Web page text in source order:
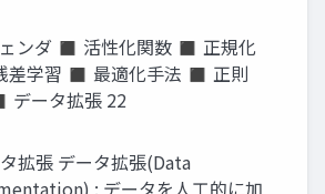
ンダ ◼ 活性化関数 ◼ 正規化
学習 ◼ 最適化手法 ◼ 正則
ータ拡張 22
拡張 データ拡張(Data